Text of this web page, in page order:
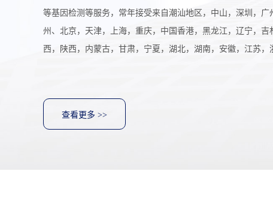
等基因检测等服务，常年接受来自潮汕地区，中山，深圳，
州、北京，天津，上海，重庆，中国香港，黑龙江，辽宁，吉
西，陕西，内蒙古，甘肃，宁夏，湖北，湖南，安徽，江苏
查看更多 >>